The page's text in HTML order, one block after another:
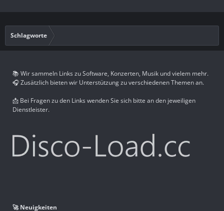
Schlagworte
📚 Wir sammeln Links zu Software, Konzerten, Musik und vielem mehr.
🎧 Zusätzlich bieten wir Unterstützung zu verschiedenen Themen an.
📩 Bei Fragen zu den Links wenden Sie sich bitte an den jeweiligen
Dienstleister.
🚀 Neuigkeiten